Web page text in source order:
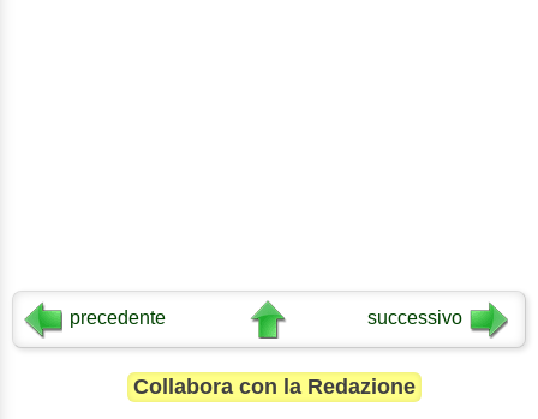
precedente successivo
Collabora con la Redazione